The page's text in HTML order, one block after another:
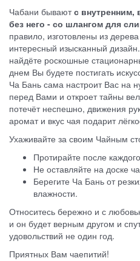
Чабани бываютс
без него - со шлангом для
правило, изготовлены из
интересный изысканный
найдёте роскошные
днем Вы будете постигать
Ча Бань сама настроит Вас на
перед Вами и откроет тайны
потечёт неспешно, движения
аромат и вкус чая подарит
Ухаживайте за своим Чайным
Протирайте после
Не оставляйте на доске
Берегите Ча Бань от
влажности.
Относитесь бережно и с
и он будет верным другом и
удовольствий не один год.
Приятных Вам чаепитий!